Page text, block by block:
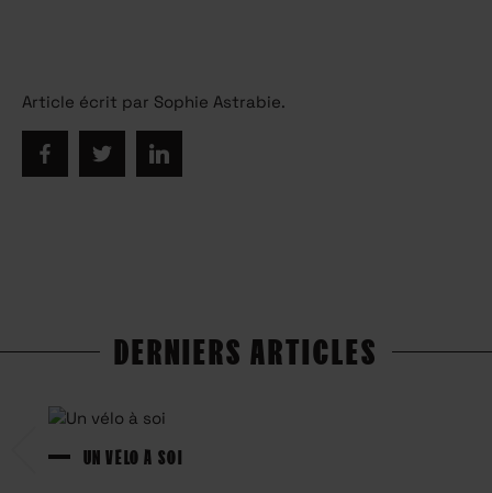
Article écrit par Sophie Astrabie.
DERNIERS ARTICLES
UN VÉLO À SOI